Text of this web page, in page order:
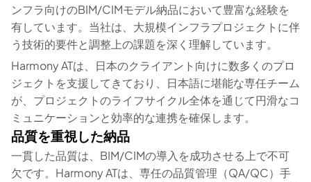
ンフラ向けのBIM/CIMモデル納品において豊富な経験を
有しています。当社は、大規模インフラプロジェクトに伴
う技術的要件と調整上の課題を深く理解しています。
Harmony ATは、日本のクライアント向けに数多くのプロ
ジェクトを支援してきており、日本語に堪能な専任チーム
が、プロジェクトのライフサイクル全体を通じて円滑なコ
ミュニケーションと効率的な連携を確保します。
品質を重視した納品
一貫した品質は、BIM/CIMの導入を成功させる上で不可
欠です。Harmony ATは、専任の品質管理（QA/QC）手